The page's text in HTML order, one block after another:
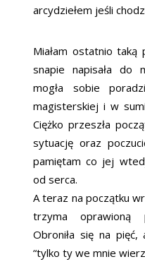
arcydziełem jeśli
Miałam ostatnio taką
snapie napisała do
mogła sobie
magisterskiej i w
Ciężko przeszła
sytuację oraz
pamiętam co jej
od serca.
A teraz na początku
trzyma oprawioną
Obroniła się na pięć,
“tylko ty we mnie